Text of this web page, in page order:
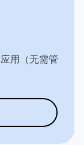
用（无需管